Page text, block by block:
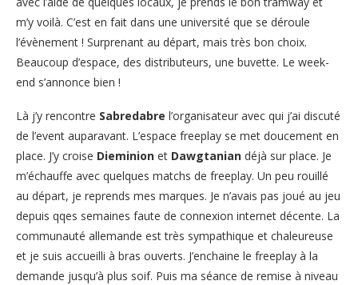
m’y voilà. C’est en fait dans une université que se déroule
l’évènement ! Surprenant au départ, mais très bon choix.
Beaucoup d’espace, des distributeurs, une buvette. Le week-
end s’annonce bien !
Là j’y rencontre Sabredabre l’organisateur avec qui j’ai discuté
de l’event auparavant. L’espace freeplay se met doucement en
place. J’y croise Dieminion et Dawgtanian déjà sur place. Je
m’échauffe avec quelques matchs de freeplay. Un peu rouillé
au départ, je reprends mes marques. Je n’avais pas joué au jeu
depuis qqes semaines faute de connexion internet décente. La
communauté allemande est très sympathique et chaleureuse
et je suis accueilli à bras ouverts. J’enchaine le freeplay à la
demande jusqu’à plus soif. Puis ma séance de remise à niveau